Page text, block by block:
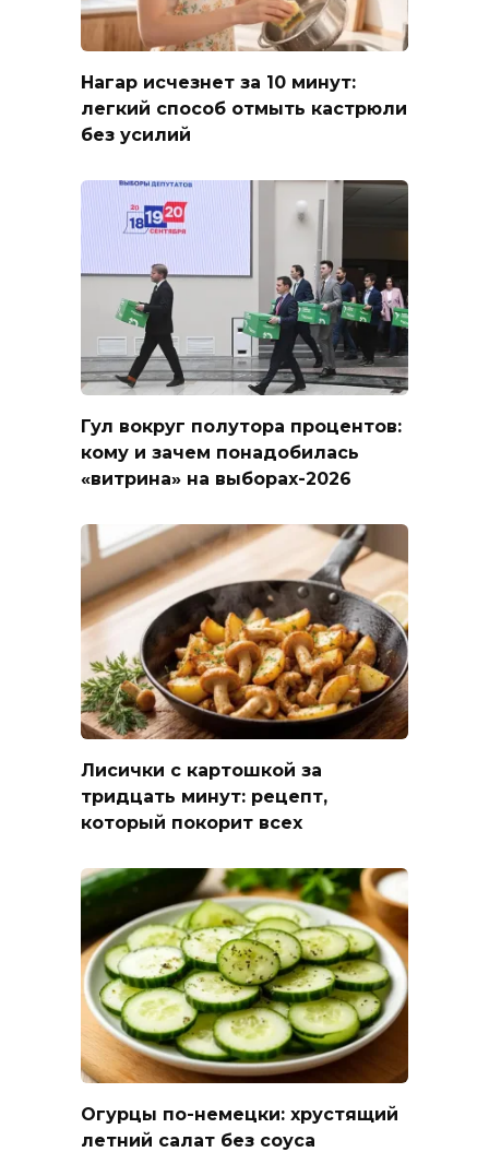
Нагар исчезнет за 10 минут:
легкий способ отмыть кастрюли
без усилий
Гул вокруг полутора процентов:
кому и зачем понадобилась
«витрина» на выборах-2026
Лисички с картошкой за
тридцать минут: рецепт,
который покорит всех
Огурцы по-немецки: хрустящий
летний салат без соуса